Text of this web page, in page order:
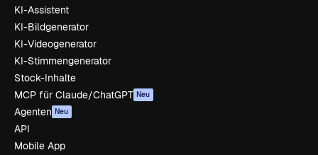
KI-Assistent
KI-Bildgenerator
KI-Videogenerator
KI-Stimmengenerator
Stock-Inhalte
MCP für Claude/ChatGPT Neu
Agenten Neu
API
Mobile App